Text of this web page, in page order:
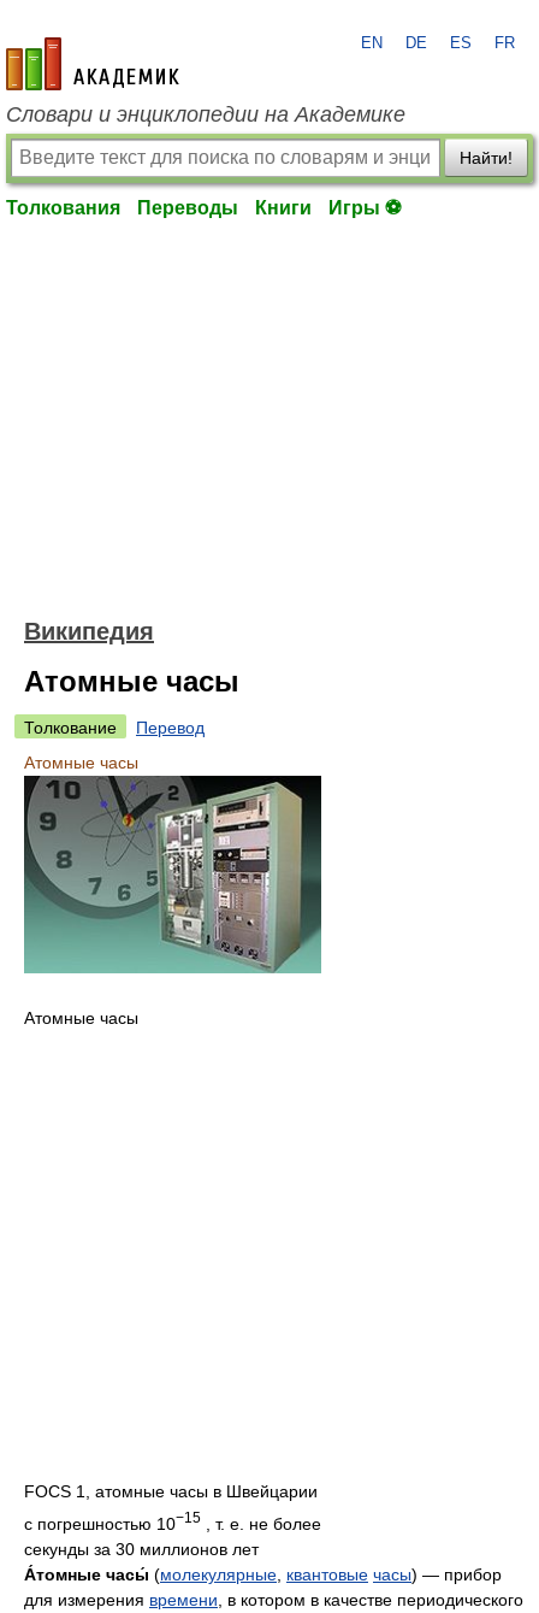
academic.ru
EN DE ES FR
Словари и энциклопедии на Академике
Найти!
Толкования Переводы Книги Игры ⚽
Википедия
Атомные часы
Толкование
Перевод
Атомные часы
Атомные часы
FOCS 1, атомные часы в Швейцарии
с погрешностью 10−15
, т. е. не более
секунды за 30 миллионов лет
А́томные часы́ (молекулярные квантовые часы) — прибор
для измерения времени , в котором в качестве периодического